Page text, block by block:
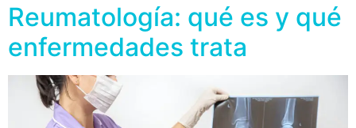
Reumatología: qué es y qué
enfermedades trata